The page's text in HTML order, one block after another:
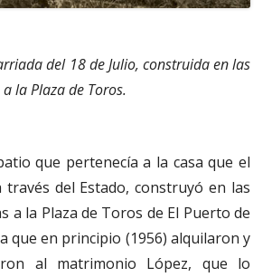
del 18 de Julio, construida en las
la Plaza de Toros.
que pertenecía a la casa que el
través del Estado, construyó en las
a la Plaza de Toros de El Puerto de
que en principio (1956) alquilaron y
al matrimonio López, que lo